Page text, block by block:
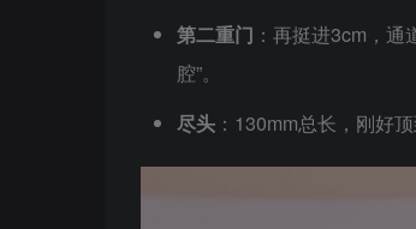
第二重门 ：再挺进3cm，通
腔”。
尽头 ：130mm总长，刚好